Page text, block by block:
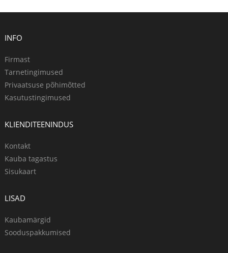
INFO
Firmast
Tarnetingimused
Privaatsuse põhimõtted
Kasutustingimused
KLIENDITEENINDUS
Kontakt
Kauba tagastus
Sisukaart
LISAD
Kaubamärgid
Sooduspakkumised